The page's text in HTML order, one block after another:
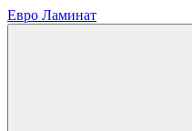
Евро Ламинат